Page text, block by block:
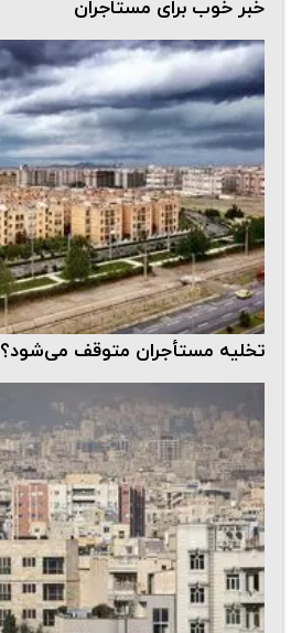
خبر خوب برای مستاجران
تخلیه مستأجران متوقف می‌شود؟